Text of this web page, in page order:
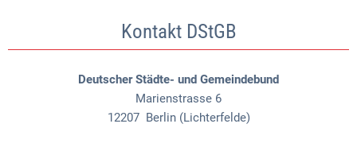
Kontakt DStGB
Deutscher Städte- und Gemeindebund
Marienstrasse 6
12207 Berlin (Lichterfelde)